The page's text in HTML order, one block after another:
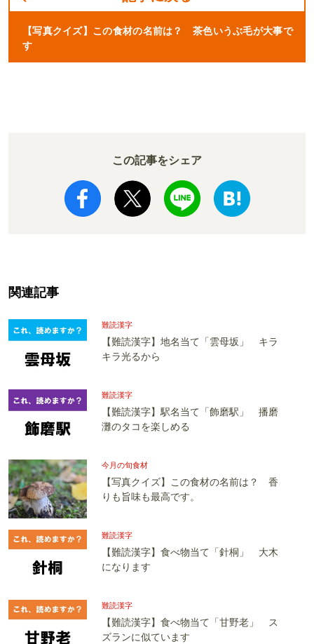
【写真クイズ】この食材の名前は？ 茶色いうぶ毛が大事で
す
この記事をシェア
関連記事
難読漢字
【難読漢字】地名当て「雲母坂」 キラ
キラ光るから
難読漢字
【難読漢字】駅名当て「飾磨駅」 播磨
灘のタコを楽しめる
今月の旬食材
【写真クイズ】この食材の名前は？ 香
りも旨味も最高です。
難読漢字
【難読漢字】食べ物当て「針桐」 大木
になります
難読漢字
【難読漢字】食べ物当て「甘野老」 ス
ズランに似ています